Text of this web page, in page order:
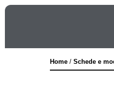
Home / Schede e